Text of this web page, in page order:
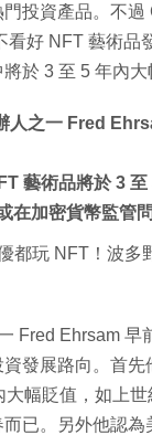
投資產品。不過
看好 NFT 藝術品
於 3 至 5 年內大
人之一 Fred
藝術品將於 3
在加密貨幣監管
都玩 NFT！波多
Fred Ehrsam 早
發展路向。首先
大幅貶值，如上
已。另外他認為